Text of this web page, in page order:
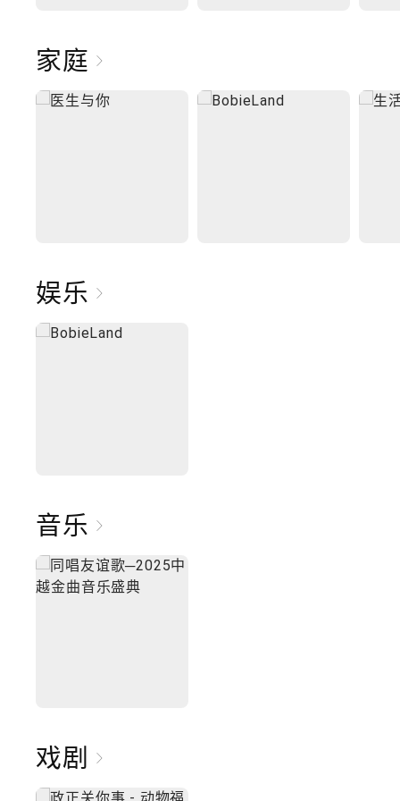
家庭
娱乐
音乐
戏剧